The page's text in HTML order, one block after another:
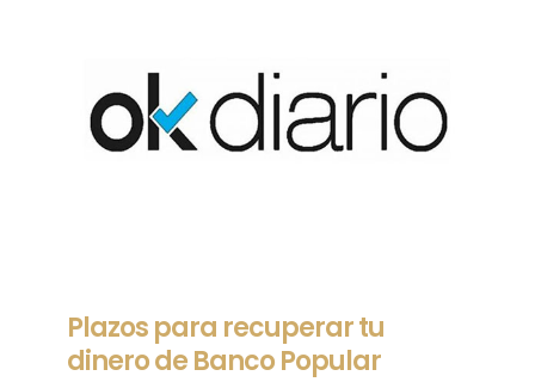
Plazos para recuperar tu
dinero de Banco Popular